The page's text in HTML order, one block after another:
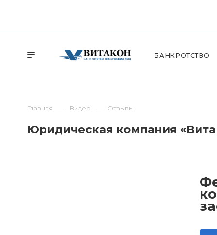
БАНКРОТСТВО
Главная Видео Отзывы
Юридическая компания